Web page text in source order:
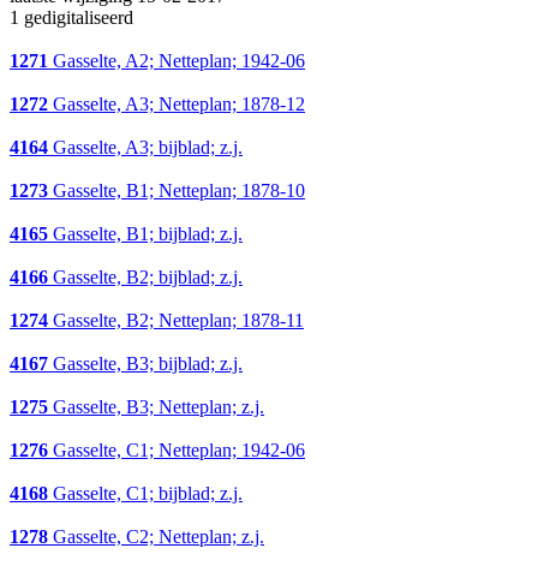
1 gedigitaliseerd
1271 Gasselte, A2; Netteplan; 1942-06
1272 Gasselte, A3; Netteplan; 1878-12
4164 Gasselte, A3; bijblad; z.j.
1273 Gasselte, B1; Netteplan; 1878-10
4165 Gasselte, B1; bijblad; z.j.
4166 Gasselte, B2; bijblad; z.j.
1274 Gasselte, B2; Netteplan; 1878-11
4167 Gasselte, B3; bijblad; z.j.
1275 Gasselte, B3; Netteplan; z.j.
1276 Gasselte, C1; Netteplan; 1942-06
4168 Gasselte, C1; bijblad; z.j.
1278 Gasselte, C2; Netteplan; z.j.